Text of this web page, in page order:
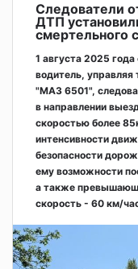
Следователи
ДТП
смертельного
1 августа 2025
водитель,
"МАЗ 6501",
в направлении
скоростью более
интенсивности
безопасности
ему возможности
а также
скорость - 60 км/